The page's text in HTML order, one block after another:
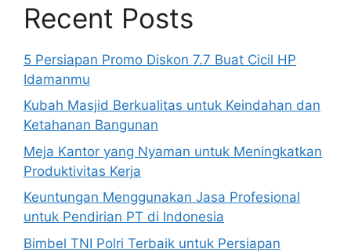
Recent Posts
5 Persiapan Promo Diskon 7.7 Buat Cicil HP
Idamanmu
Kubah Masjid Berkualitas untuk Keindahan dan
Ketahanan Bangunan
Meja Kantor yang Nyaman untuk Meningkatkan
Produktivitas Kerja
Keuntungan Menggunakan Jasa Profesional
untuk Pendirian PT di Indonesia
Bimbel TNI Polri Terbaik untuk Persiapan